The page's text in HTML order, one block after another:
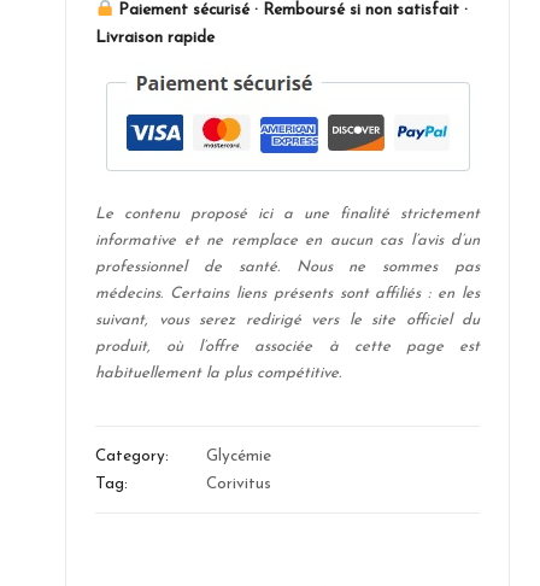
Paiement sécurisé · Remboursé si non satisfait ·
Livraison rapide
Le contenu proposé ici a une finalité strictement
informative et ne remplace en aucun cas l’avis d’un
professionnel de santé. Nous ne sommes pas
médecins. Certains liens présents sont affiliés : en les
suivant, vous serez redirigé vers le site officiel du
produit, où l’offre associée à cette page est
habituellement la plus compétitive.
Category:
Glycémie
Tag:
Corivitus